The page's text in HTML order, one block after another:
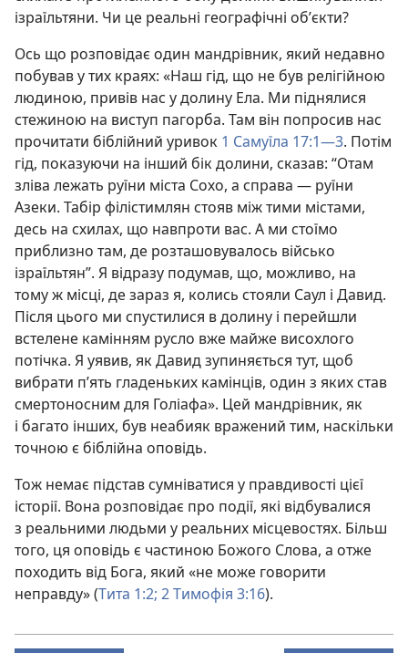
ізраїльтяни. Чи це реальні географічні об’єкти?
Ось що розповідає один мандрівник, який недавно
побував у тих краях: «Наш гід, що не був релігійною
людиною, привів нас у долину Ела. Ми піднялися
стежиною на виступ пагорба. Там він попросив нас
прочитати біблійний уривок 1 Самуїла 17:1—3. Потім
гід, показуючи на інший бік долини, сказав: “Отам
зліва лежать руїни міста Сохо, а справа — руїни
Азеки. Табір філістимлян стояв між тими містами,
десь на схилах, що навпроти вас. А ми стоїмо
приблизно там, де розташовувалось військо
ізраїльтян”. Я відразу подумав, що, можливо, на
тому ж місці, де зараз я, колись стояли Саул і Давид.
Після цього ми спустилися в долину і перейшли
встелене камінням русло вже майже висохлого
потічка. Я уявив, як Давид зупиняється тут, щоб
вибрати п’ять гладеньких камінців, один з яких став
смертоносним для Голіафа». Цей мандрівник, як
і багато інших, був неабияк вражений тим, наскільки
точною є біблійна оповідь.
Тож немає підстав сумніватися у правдивості цієї
історії. Вона розповідає про події, які відбувалися
з реальними людьми у реальних місцевостях. Більш
того, ця оповідь є частиною Божого Слова, а отже
походить від Бога, який «не може говорити
неправду» (Тита 1:2; 2 Тимофія 3:16).